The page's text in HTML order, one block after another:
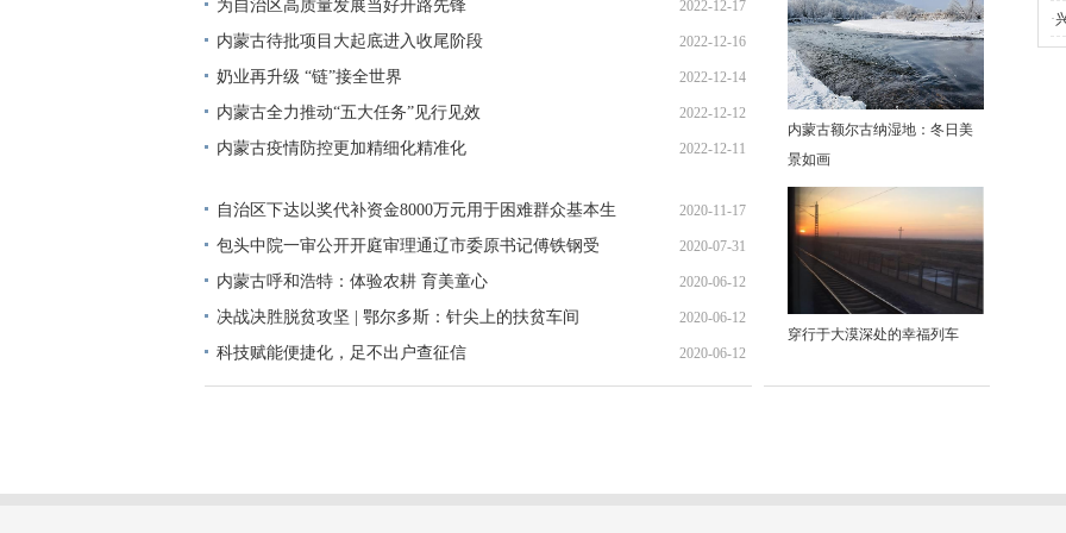
为自治区高质量发展当好开路先锋 2022-12-17
10:58:04
内蒙古待批项目大起底进入收尾阶段 2022-12-16
10:17:17
奶业再升级 “链”接全世界 2022-12-14
10:00:41
内蒙古全力推动“五大任务”见行见效 2022-12-12
19:00:00
内蒙古疫情防控更加精细化精准化 2022-12-11
自治区下达以奖代补资金8000万元用于困难群众基本生
活
2020-11-17
14:37:09
包头中院一审公开开庭审理通辽市委原书记傅铁钢受
贿、
2020-07-31
09:42:44
内蒙古呼和浩特：体验农耕 育美童心 2020-06-12
17:10:23
决战决胜脱贫攻坚 | 鄂尔多斯：针尖上的扶贫车间 2020-06-12
16:56:47
科技赋能便捷化，足不出户查征信 2020-06-12
16:38:04
内蒙古额尔古纳湿地：冬日美
景如画
穿行于大漠深处的幸福列车
·